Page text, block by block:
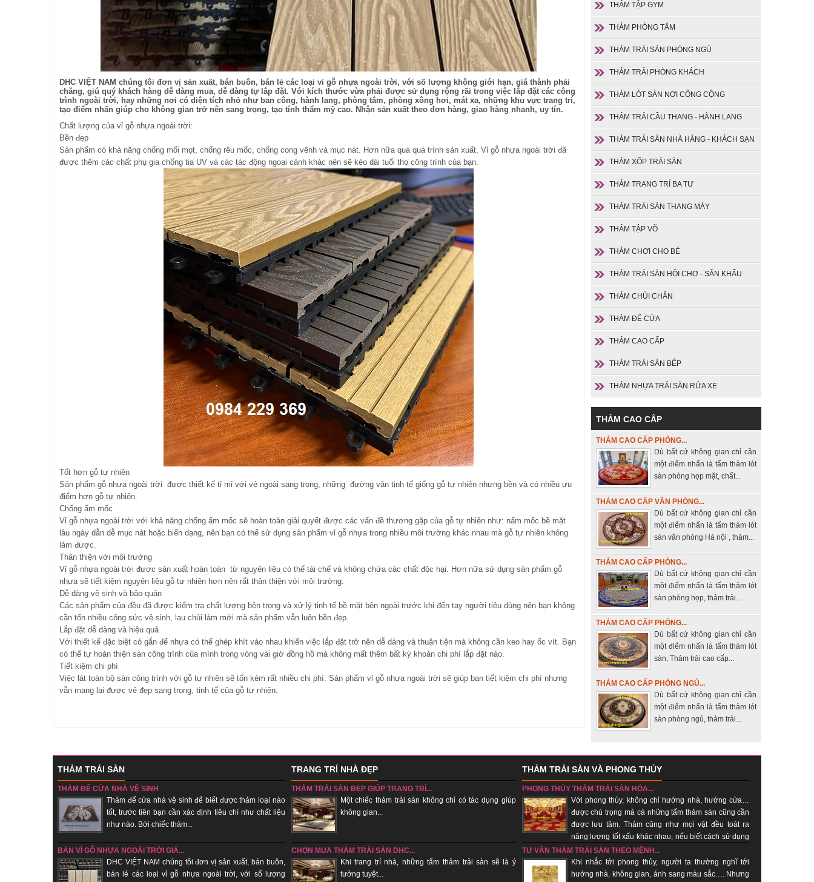
DHC VIỆT NAM chúng tôi đơn vị sản xuất, bán buôn, bán lẻ các loại vỉ gỗ nhựa ngoài trời, với số lượng không giới hạn, giá thành phải
chăng, giú quý khách hàng dễ dàng mua, dễ dàng tự lắp đặt. Với kích thước vừa phải được sử dụng rộng rãi trong việc lắp đặt các công
trình ngoài trời, hay những nơi có diện tích nhỏ như ban công, hành lang, phòng tắm, phòng xông hơi, mát xa, những khu vực trang trí,
tạo điểm nhấn giúp cho không gian trở nên sang trọng, tạo tính thẩm mỹ cao. Nhận sản xuất theo đơn hàng, giao hàng nhanh, uy tín.
Chất lượng của vỉ gỗ nhựa ngoài trời:
Bền đẹp
Sản phẩm có khả năng chống mối mọt, chống rêu mốc, chống cong vênh và mục nát. Hơn nữa qua quá trình sản xuất, Vỉ gỗ nhựa ngoài trời đã
được thêm các chất phụ gia chống tia UV và các tác động ngoại cảnh khác nên sẽ kéo dài tuổi thọ công trình của bạn.
Tốt hơn gỗ tự nhiên
Sản phẩm gỗ nhựa ngoài trời được thiết kế tỉ mỉ với vẻ ngoài sang trọng, những đường vân tinh tế giống gỗ tự nhiên nhưng bền và có nhiều ưu
điểm hơn gỗ tự nhiên.
Chống ẩm mốc
Vỉ gỗ nhựa ngoài trời với khả năng chống ẩm mốc sẽ hoàn toàn giải quyết được các vấn đề thương gặp của gỗ tự nhiên như: nấm mốc bề mặt
lâu ngày dẫn dễ mục nát hoặc biến dạng, nên bạn có thể sử dụng sản phẩm vỉ gỗ nhựa trong nhiều môi trường khác nhau mà gỗ tự nhiên không
làm được.
Thân thiện với môi trường
Vỉ gỗ nhựa ngoài trời được sản xuất hoàn toàn từ nguyên liệu có thể tái chế và không chứa các chất độc hại. Hơn nữa sử dụng sản phẩm gỗ
nhựa sẽ tiết kiệm nguyên liệu gỗ tư nhiên hơn nên rất thân thiện với môi trường.
Dễ dàng vệ sinh và bảo quản
Các sản phẩm của đều đã được kiểm tra chất lượng bên trong và xử lý tinh tế bề mặt bên ngoài trước khi đến tay người tiêu dùng nên bạn không
cần tốn nhiều công sức vệ sinh, lau chùi làm mới mà sản phẩm vẫn luôn bền đẹp.
Lắp đặt dễ dàng và hiệu quả
Với thiết kế đặc biệt có gắn đế nhựa có thể ghép khít vào nhau khiến việc lắp đặt trở nên dễ dàng và thuận tiện mà không cần keo hay ốc vít. Bạn
có thể tự hoàn thiện sàn công trình của mình trong vòng vài giờ đồng hồ mà không mất thêm bất kỳ khoản chi phí lắp đặt nào.
Tiết kiệm chi phí
Việc lát toàn bộ sàn công trình với gỗ tự nhiên sẽ tốn kém rất nhiều chi phí. Sản phẩm vỉ gỗ nhựa ngoài trời sẽ giúp bạn tiết kiệm chi phí nhưng
vẫn mang lại được vẻ đẹp sang trọng, tinh tế của gỗ tự nhiên.
THẢM TẬP GYM
THẢM PHÒNG TẮM
THẢM TRẢI SÀN PHÒNG NGỦ
THẢM TRẢI PHÒNG KHÁCH
THẢM LÓT SÀN NƠI CÔNG CỘNG
THẢM TRẢI CẦU THANG - HÀNH LANG
THẢM TRẢI SÀN NHÀ HÀNG - KHÁCH SẠN
THẢM XỐP TRẢI SÀN
THẢM TRANG TRÍ BA TƯ
THẢM TRẢI SÀN THANG MÁY
THẢM TẬP VÕ
THẢM CHƠI CHO BÉ
THẢM TRẢI SÀN HỘI CHỢ - SÂN KHẤU
THẢM CHÙI CHÂN
THẢM ĐỂ CỬA
THẢM CAO CẤP
THẢM TRẢI SÀN BẾP
THẢM NHỰA TRẢI SÀN RỬA XE
THẢM CAO CẤP
THẢM CAO CẤP PHÒNG...
Dù bất cứ không gian chỉ cần
một điểm nhấn là tấm thảm lót
sàn phòng họp mặt, chất...
THẢM CAO CẤP VĂN PHÒNG...
Dù bất cứ không gian chỉ cần
một điểm nhấn là tấm thảm lót
sàn văn phòng Hà nội , thảm...
THẢM CAO CẤP PHÒNG...
Dù bất cứ không gian chỉ cần
một điểm nhấn là tấm thảm lót
sàn phòng họp, thảm trải...
THẢM CAO CẤP PHÒNG...
Dù bất cứ không gian chỉ cần
một điểm nhấn là tấm thảm lót
sàn, Thảm trải cao cấp...
THẢM CAO CẤP PHÒNG NGỦ...
Dù bất cứ không gian chỉ cần
một điểm nhấn là tấm thảm lót
sàn phòng ngủ, thảm trải...
THẢM TRẢI SÀN
THẢM ĐỂ CỬA NHÀ VỆ SINH
Thảm để cửa nhà vệ sinh để biết được thảm loại nào
tốt, trước tiên bạn cần xác định tiêu chí như chất liệu
như nào. Bởi chiếc thảm...
BÁN VỈ GỖ NHỰA NGOÀI TRỜI GIÁ...
DHC VIỆT NAM chúng tôi đơn vị sản xuất, bán buôn,
bán lẻ các loại vỉ gỗ nhựa ngoài trời, với số lượng
TRANG TRÍ NHÀ ĐẸP
THẢM TRẢI SÀN ĐẸP GIÚP TRANG TRÍ...
Một chiếc thảm trải sàn không chỉ có tác dụng giúp
không gian...
CHỌN MUA THẢM TRẢI SÀN DHC...
Khi trang trí nhà, những tấm thảm trải sàn sẽ là ý
tưởng tuyệt...
THẢM TRẢI SÀN VÀ PHONG THỦY
PHONG THỦY THẢM TRẢI SÀN HÓA...
Với phong thủy, không chỉ hướng nhà, hướng cửa…
được chú trọng mà cả những tấm thảm sàn cũng cần
được lưu tâm. Thảm cũng như mọi vật đều toát ra
năng lượng tốt xấu khác nhau, nếu biết cách sử dụng
sẽ tụ khí tốt, xua khí xấu....
TƯ VẤN THẢM TRẢI SÀN THEO MỆNH...
Khi nhắc tới phong thủy, người ta thường nghĩ tới
hướng nhà, không gian, ánh sang màu sắc…. Nhưng